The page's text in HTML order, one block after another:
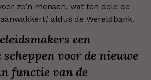
zo’n mensen, wat ten dele de
aldus de Wereldbank.
een
voor de nieuwe
functie van de